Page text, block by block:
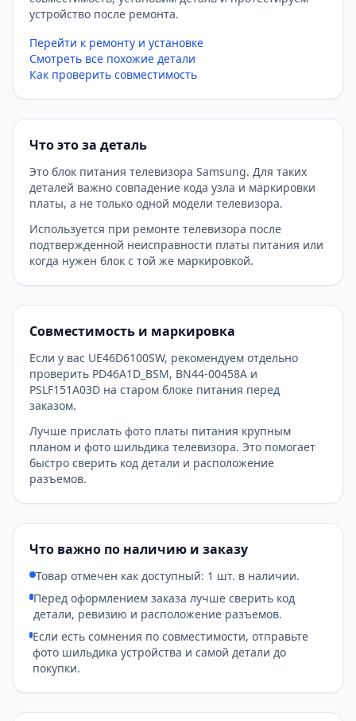
устройство после ремонта.
Перейти к ремонту и установке
Смотреть все похожие детали
Как проверить совместимость
Что это за деталь
Это блок питания телевизора Samsung. Для таких
деталей важно совпадение кода узла и маркировки
платы, а не только одной модели телевизора.
Используется при ремонте телевизора после
подтвержденной неисправности платы питания или
когда нужен блок с той же маркировкой.
Совместимость и маркировка
Если у вас UE46D6100SW, рекомендуем отдельно
проверить PD46A1D_BSM, BN44-00458A и
PSLF151A03D на старом блоке питания перед
заказом.
Лучше прислать фото платы питания крупным
планом и фото шильдика телевизора. Это помогает
быстро сверить код детали и расположение
разъемов.
Что важно по наличию и заказу
Товар отмечен как доступный: 1 шт. в наличии.
Перед оформлением заказа лучше сверить код
детали, ревизию и расположение разъемов.
Если есть сомнения по совместимости, отправьте
фото шильдика устройства и самой детали до
покупки.